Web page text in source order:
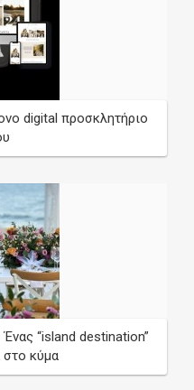
digital προσκλητήριο
“island destination”
στο κύμα